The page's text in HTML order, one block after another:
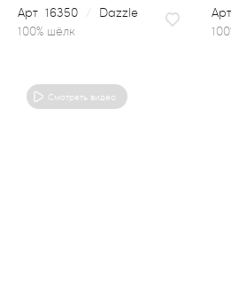
16350 Dazzle
Смотреть видео